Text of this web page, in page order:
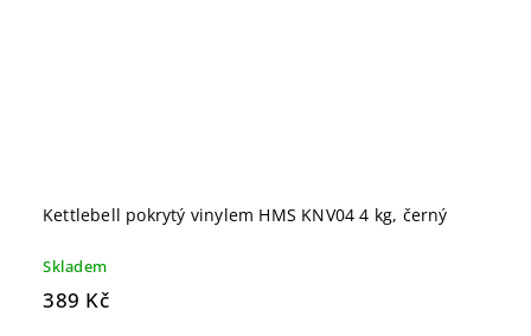
Kettlebell pokrytý vinylem HMS KNV04 4 kg, černý
Skladem
389 Kč